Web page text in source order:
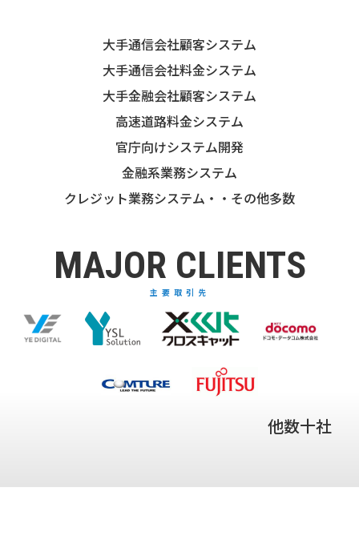
大手通信会社顧客システム
大手通信会社料金システム
大手金融会社顧客システム
高速道路料金システム
官庁向けシステム開発
金融系業務システム
クレジット業務システム・・その他多数
MAJOR CLIENTS
主要取引先
他数十社